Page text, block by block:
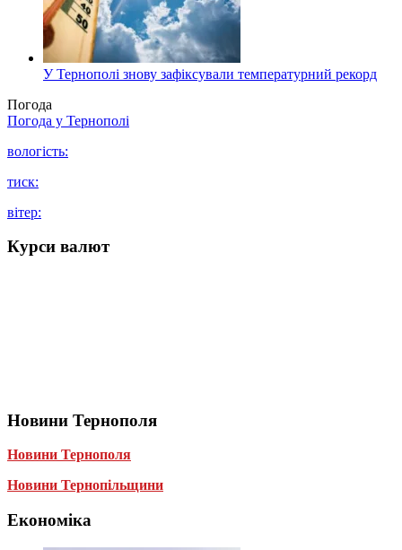
У Тернополі знову зафіксували температурний рекорд
Погода
Погода у Тернополі
вологість:
тиск:
вітер:
Курси валют
Новини Тернополя
Новини Тернополя
Новини Тернопільщини
Економіка